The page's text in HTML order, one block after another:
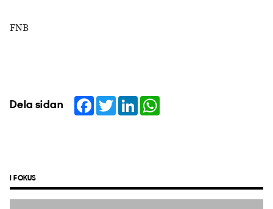
FNB
Dela sidan Facebook
TwitterLinkedIn
I FOKUS